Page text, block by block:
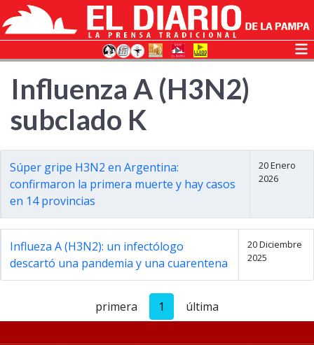
Influenza A (H3N2)
subclado K
Súper gripe H3N2 en Argentina:
confirmaron la primera muerte y hay casos
en 14 provincias
20 Enero
2026
Influeza A (H3N2): un infectólogo
descartó una pandemia y una cuarentena
20 Diciembre
2025
primera 1 última